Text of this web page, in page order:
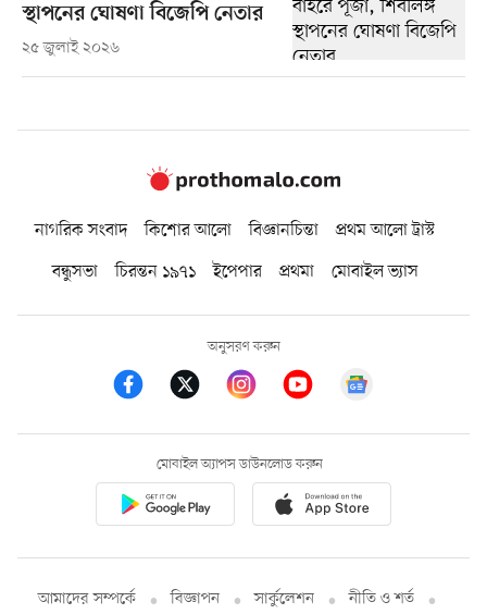
স্থাপনের ঘোষণা বিজেপি নেতার
২৫ জুলাই ২০২৬
নাগরিক সংবাদ কিশোর আলো বিজ্ঞানচিন্তা
প্রথম আলো ট্রাস্ট
বন্ধুসভা
চিরন্তন ১৯৭১ ইপেপার প্রথমা মোবাইল ভ্যাস
অনুসরণ করুন
মোবাইল অ্যাপস ডাউনলোড করুন
আমাদের সম্পর্কে বিজ্ঞাপন সার্কুলেশন নীতি ও শর্ত